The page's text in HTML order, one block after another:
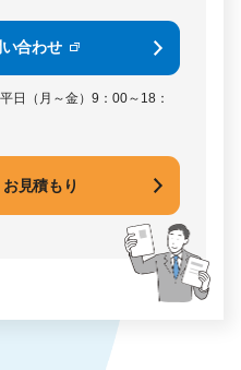
合わせ
平日（月～金）9：00～18：
見積もり